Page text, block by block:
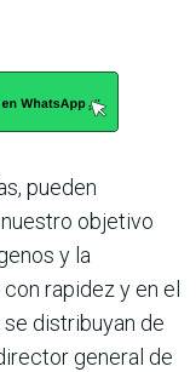
pueden
objetivo
y la
rapidez y en el
distribuyan de
general de